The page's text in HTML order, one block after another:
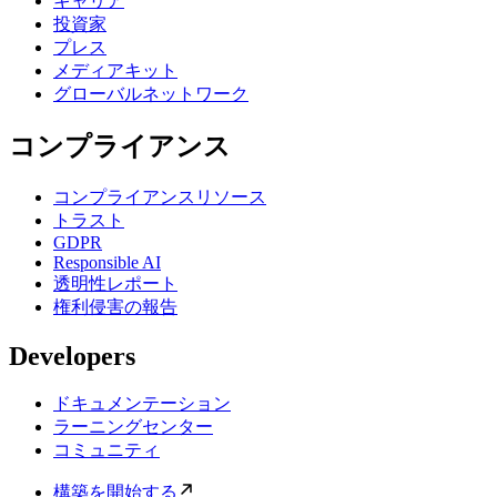
投資家
プレス
メディアキット
グローバルネットワーク
コンプライアンス
コンプライアンスリソース
トラスト
GDPR
Responsible AI
透明性レポート
権利侵害の報告
Developers
ドキュメンテーション
ラーニングセンター
コミュニティ
構築を開始する